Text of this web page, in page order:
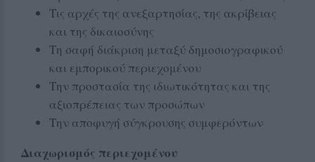
Τις αρχές της ανεξαρτησίας, της ακρίβειας
και της δικαιοσύνης
Τη σαφή διάκριση μεταξύ δημοσιογραφικού
και εμπορικού περιεχομένου
Την προστασία της ιδιωτικότητας και της
αξιοπρέπειας των προσώπων
Την αποφυγή σύγκρουσης συμφερόντων
Διαχωρισμός περιεχομένου